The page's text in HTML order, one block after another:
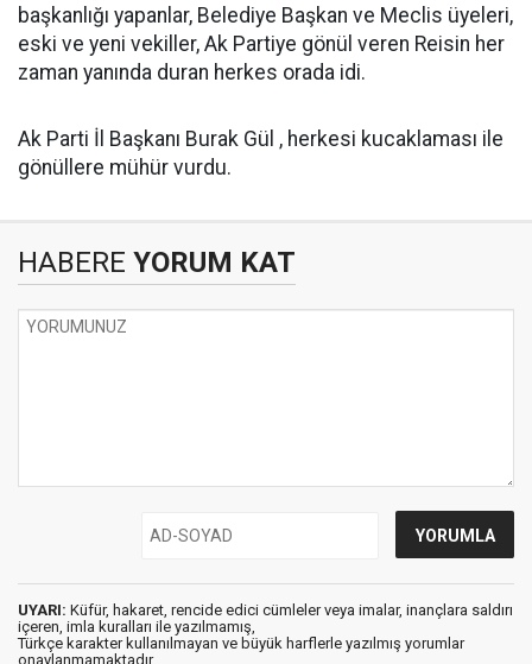
başkanlığı yapanlar, Belediye Başkan ve Meclis üyeleri,
eski ve yeni vekiller, Ak Partiye gönül veren Reisin her
zaman yanında duran herkes orada idi.
Ak Parti İl Başkanı Burak Gül , herkesi kucaklaması ile
gönüllere mühür vurdu.
HABERE YORUM KAT
UYARI: Küfür, hakaret, rencide edici cümleler veya imalar, inançlara saldırı
içeren, imla kuralları ile yazılmamış,
Türkçe karakter kullanılmayan ve büyük harflerle yazılmış yorumlar
onaylanmamaktadır.